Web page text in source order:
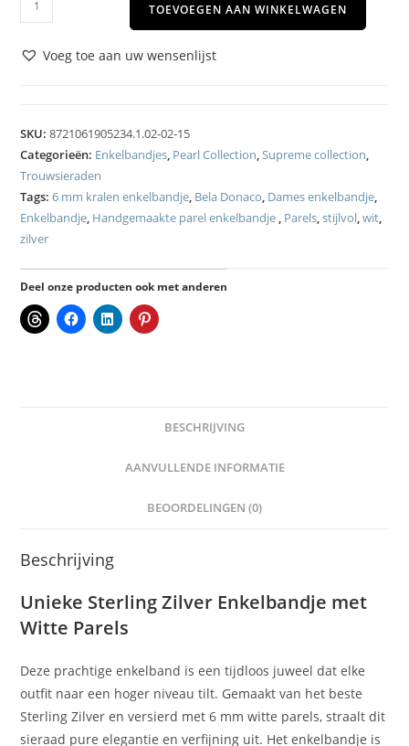
TOEVOEGEN AAN WINKELWAGEN
Voeg toe aan uw wensenlijst
SKU:8721061905234.1.02-02-15
Categorieën: Enkelbandjes Pearl Collection Supreme collection
Trouwsieraden
Tags:6 mm kralen enkelbandje Bela Donaco Dames enkelbandje
Enkelbandje Handgemaakte parel enkelbandje Parels ,stijlvol ,wit
zilver
Deel onze producten ook met anderen
BESCHRIJVING
AANVULLENDE INFORMATIE
BEOORDELINGEN (0)
Beschrijving
Unieke Sterling Zilver Enkelbandje met
Witte Parels
Deze prachtige enkelband is een tijdloos juweel dat elke
outfit naar een hoger niveau tilt. Gemaakt van het beste
Sterling Zilver en versierd met 6 mm witte parels, straalt dit
sieraad pure elegantie en verfijning uit. Het enkelbandje is